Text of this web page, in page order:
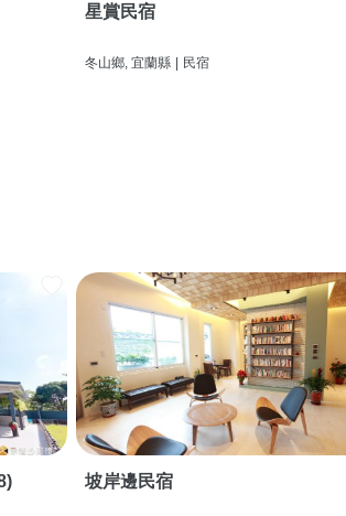
星賞民宿
冬山鄉, 宜蘭縣 | 民宿
坡岸邊民宿